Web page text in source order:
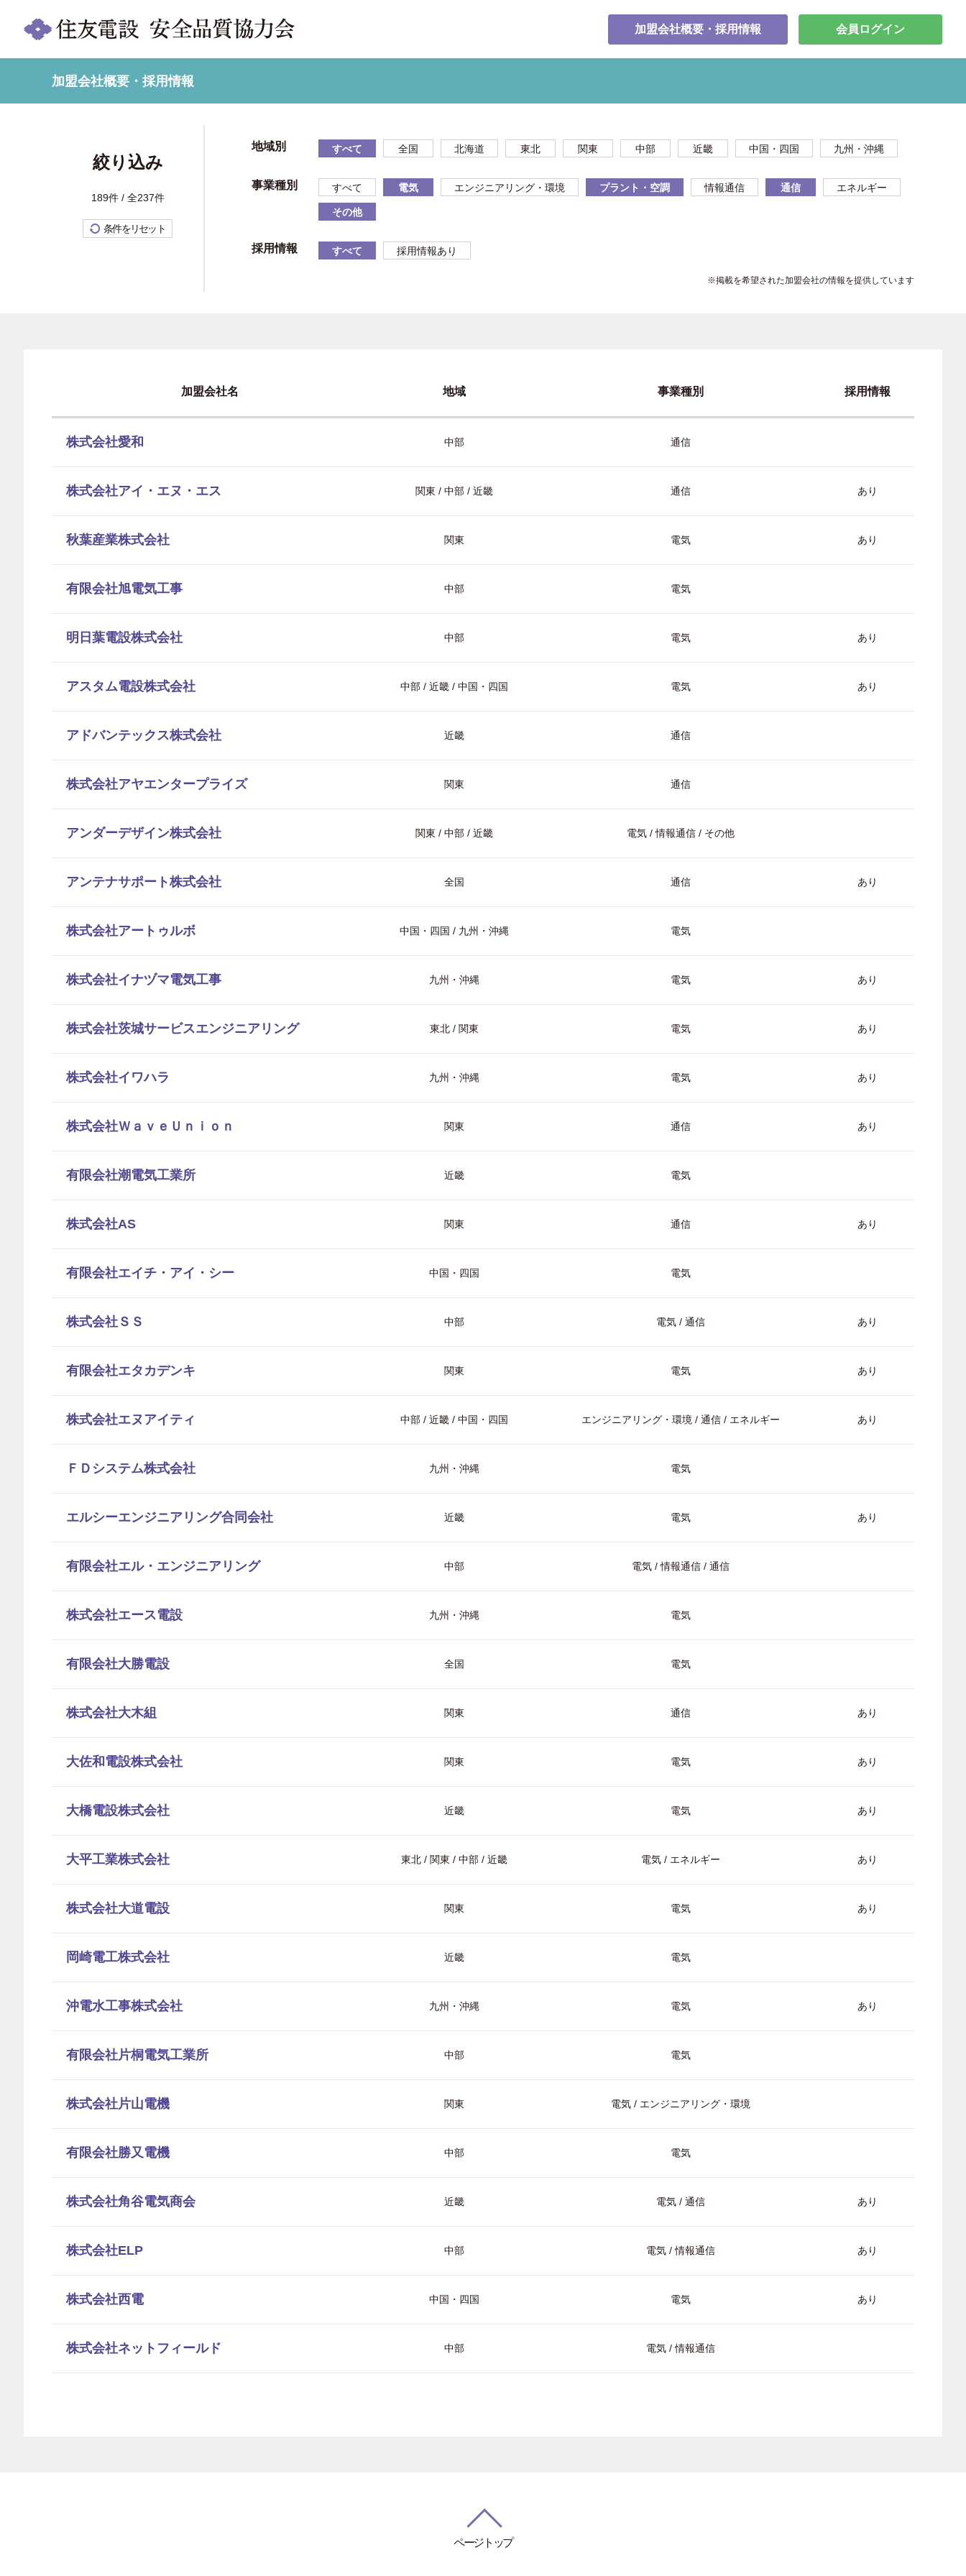
加盟会社概要・採用情報 会員ログイン
加盟会社概要・採用情報
絞り込み
189件 / 全237件
条件をリセット
地域別 すべて 全国 北海道 東北 関東 中部 近畿 中国・四国 九州・沖縄
事業種別 すべて 電気 エンジニアリング・環境 プラント・空調 情報通信 通信 エネルギー
その他
採用情報 すべて 採用情報あり
※掲載を希望された加盟会社の情報を提供しています
加盟会社名 地域 事業種別 採用情報
株式会社愛和 中部 通信
株式会社アイ・エヌ・エス 関東 / 中部 / 近畿 通信 あり
秋葉産業株式会社 関東 電気 あり
有限会社旭電気工事 中部 電気
明日葉電設株式会社 中部 電気 あり
アスタム電設株式会社 中部 / 近畿 / 中国・四国 電気 あり
アドバンテックス株式会社 近畿 通信
株式会社アヤエンタープライズ 関東 通信
アンダーデザイン株式会社 関東 / 中部 / 近畿 電気 / 情報通信 / その他
アンテナサポート株式会社 全国 通信 あり
株式会社アートゥルボ 中国・四国 / 九州・沖縄 電気
株式会社イナヅマ電気工事 九州・沖縄 電気 あり
株式会社茨城サービスエンジニアリング 東北 / 関東 電気 あり
株式会社イワハラ 九州・沖縄 電気 あり
株式会社ＷａｖｅＵｎｉｏｎ 関東 通信 あり
有限会社潮電気工業所 近畿 電気
株式会社AS 関東 通信 あり
有限会社エイチ・アイ・シー 中国・四国 電気
株式会社ＳＳ 中部 電気 / 通信 あり
有限会社エタカデンキ 関東 電気 あり
株式会社エヌアイティ 中部 / 近畿 / 中国・四国 エンジニアリング・環境 / 通信 / エネルギー あり
ＦＤシステム株式会社 九州・沖縄 電気
エルシーエンジニアリング合同会社 近畿 電気 あり
有限会社エル・エンジニアリング 中部 電気 / 情報通信 / 通信
株式会社エース電設 九州・沖縄 電気
有限会社大勝電設 全国 電気
株式会社大木組 関東 通信 あり
大佐和電設株式会社 関東 電気 あり
大橋電設株式会社 近畿 電気 あり
大平工業株式会社 東北 / 関東 / 中部 / 近畿 電気 / エネルギー あり
株式会社大道電設 関東 電気 あり
岡崎電工株式会社 近畿 電気
沖電水工事株式会社 九州・沖縄 電気 あり
有限会社片桐電気工業所 中部 電気
株式会社片山電機 関東 電気 / エンジニアリング・環境
有限会社勝又電機 中部 電気
株式会社角谷電気商会 近畿 電気 / 通信 あり
株式会社ELP 中部 電気 / 情報通信 あり
株式会社西電 中国・四国 電気 あり
株式会社ネットフィールド 中部 電気 / 情報通信
ページトップ